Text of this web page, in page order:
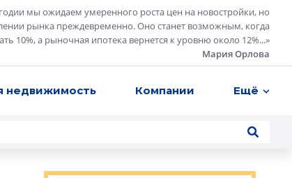
мы ожидаем умеренного роста цен на новостройки, но
рынка преждевременно. Оно станет возможным, когда
10%, а рыночная ипотека вернется к уровню около 12%...»
Мария Орлова
недвижимость Компании Ещё